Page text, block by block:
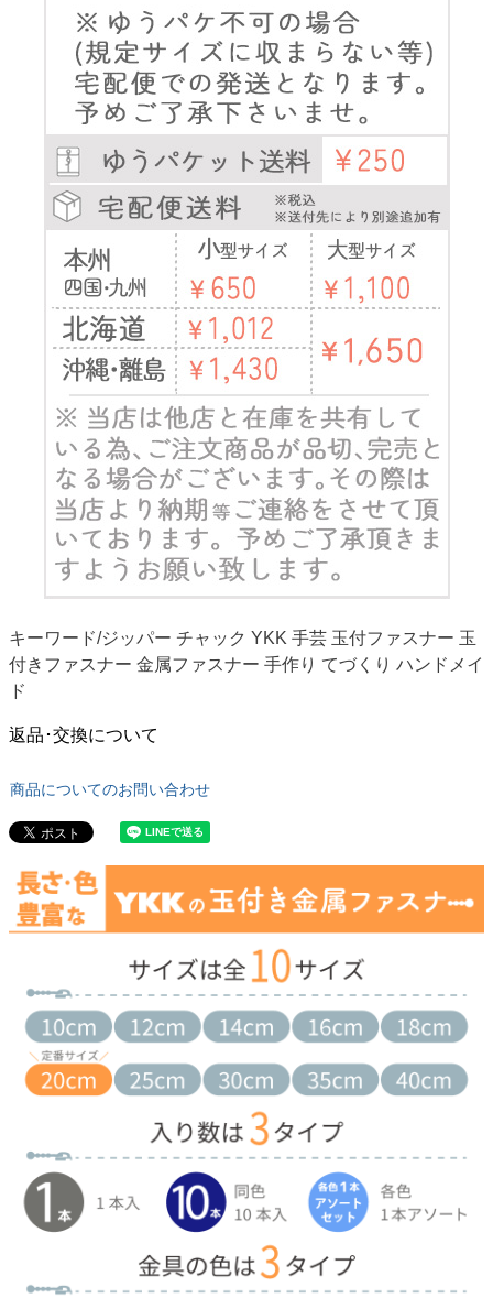
キーワード/ジッパー チャック YKK 手芸 玉付ファスナー 玉
付きファスナー 金属ファスナー 手作り てづくり ハンドメイ
ド
返品･交換について
商品についてのお問い合わせ